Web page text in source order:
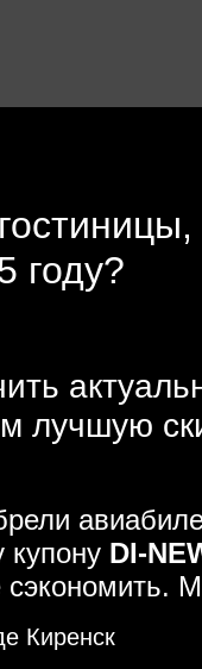
году?
лучшую
купону DI-
Киренск